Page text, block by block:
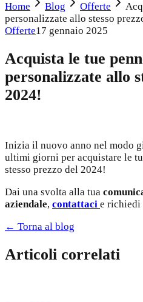
Home
Blog Offerte
personalizzate allo stesso
Offerte17 gennaio 2025
Acquista le tue
personalizzate allo
2024!
Inizia il nuovo anno nel modo
ultimi giorni per acquistare le
stesso prezzo del 2024!
Dai una svolta alla tua
aziendale, contattaci e richiedi
← Torna al blog
Articoli correlati